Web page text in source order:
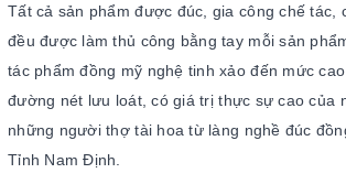
Tất cả sản phẩm được đúc, gia công chế tác,
đều được làm thủ công bằng tay mỗi sản
tác phẩm đồng mỹ nghệ tinh xảo đến mức
đường nét lưu loát, có giá trị thực sự cao của
những người thợ tài hoa từ làng nghề đúc
Tỉnh Nam Định.